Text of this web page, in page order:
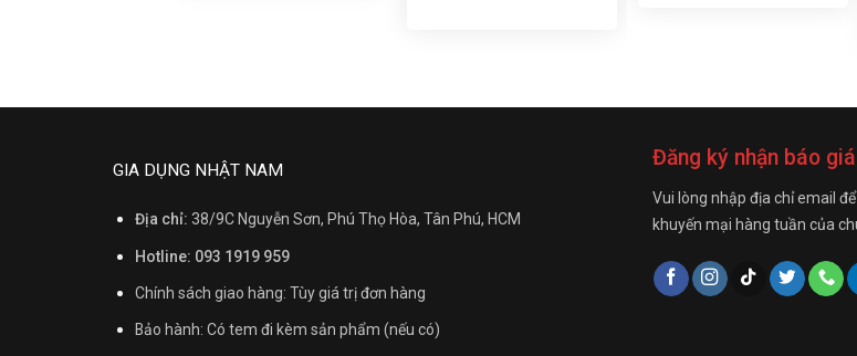
GIA DỤNG NHẬT NAM
Địa chỉ: 38/9C Nguyễn Sơn, Phú Thọ Hòa, Tân Phú, HCM
Hotline: 093 1919 959
Chính sách giao hàng: Tùy giá trị đơn hàng
Bảo hành: Có tem đi kèm sản phẩm (nếu có)
Đăng ký nhận báo giá
Vui lòng nhập địa chỉ email
khuyến mại hàng tuần của